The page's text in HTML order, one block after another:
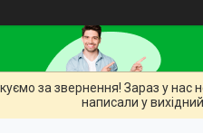
за звернення! Зараз у
написали у